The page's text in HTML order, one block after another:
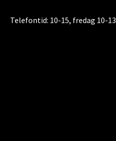
Telefontid: 10-15, fredag 10-13